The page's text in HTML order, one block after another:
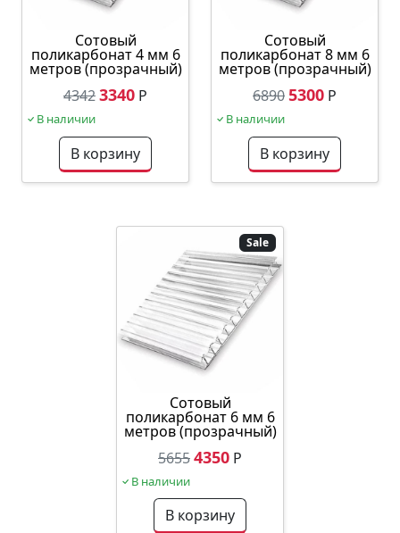
Сотовый
поликарбонат 4 мм 6
метров (прозрачный)
43423340 Р
В наличии
В корзину
Сотовый
поликарбонат 8 мм 6
метров (прозрачный)
68905300 Р
В наличии
В корзину
Sale
Сотовый
поликарбонат 6 мм 6
метров (прозрачный)
56554350 Р
В наличии
В корзину